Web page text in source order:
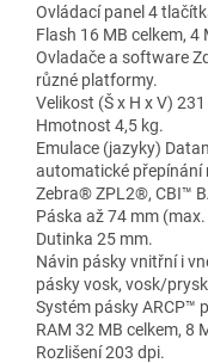
Ovládací panel 4
Flash 16 MB celkem,
Ovladače a software
různé platformy.
Velikost (Š x H x V)
Hmotnost 4,5 kg.
Emulace (jazyky)
automatické přepínání
Zebra® ZPL2®, CBI™
Páska až 74 mm
Dutinka 25 mm.
Návin pásky vnitřní i
pásky vosk, vosk/
Systém pásky ARCP™
RAM 32 MB celkem, 8
Rozlišení 203 dpi.